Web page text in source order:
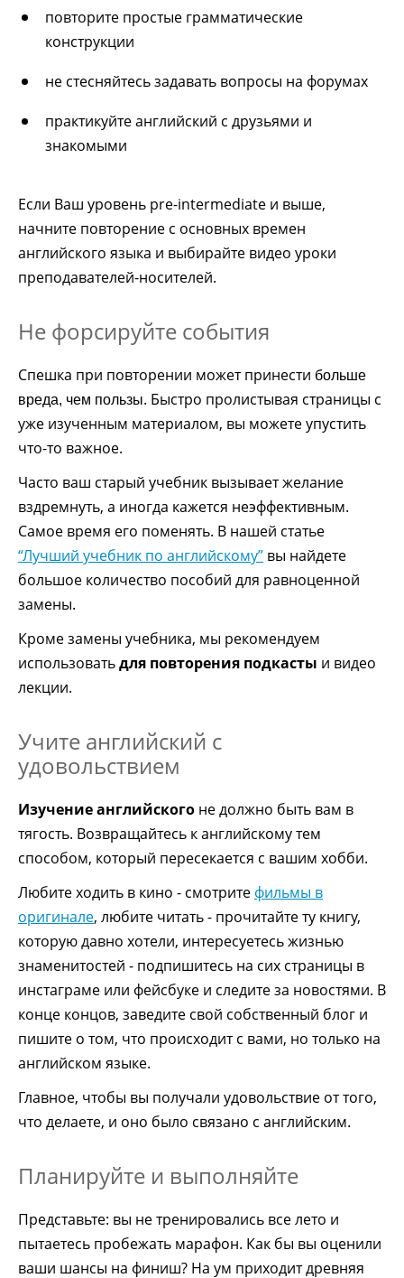
повторите простые грамматические
конструкции
не стесняйтесь задавать вопросы на форумах
практикуйте английский с друзьями и
знакомыми
Если Ваш уровень pre-intermediate и выше,
начните повторение с основных времен
английского языка и выбирайте видео уроки
преподавателей-носителей.
Не форсируйте события
Спешка при повторении может принести больше
вреда, чем пользы. Быстро пролистывая страницы с
уже изученным материалом, вы можете упустить
что-то важное.
Часто ваш старый учебник вызывает желание
вздремнуть, а иногда кажется неэффективным.
Самое время его поменять. В нашей статье
“Лучший учебник по английскому” вы найдете
большое количество пособий для равноценной
замены.
Кроме замены учебника, мы рекомендуем
использоватьдля повторения подкасты и видео
лекции.
Учите английский с
удовольствием
Изучение английского не должно быть вам в
тягость. Возвращайтесь к английскому тем
способом, который пересекается с вашим хобби.
Любите ходить в кино - смотрите фильмы в
оригинале, любите читать - прочитайте ту книгу,
которую давно хотели, интересуетесь жизнью
знаменитостей - подпишитесь на сих страницы в
инстаграме или фейсбуке и следите за новостями. В
конце концов, заведите свой собственный блог и
пишите о том, что происходит с вами, но только на
английском языке.
Главное, чтобы вы получали удовольствие от того,
что делаете, и оно было связано с английским.
Планируйте и выполняйте
Представьте: вы не тренировались все лето и
пытаетесь пробежать марафон. Как бы вы оценили
ваши шансы на финиш? На ум приходит древняя